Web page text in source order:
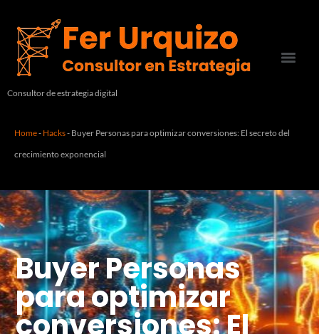
Consultor de estrategia digital
Home- Hacks- Buyer Personas para optimizar conversiones: El secreto del
crecimiento exponencial
Buyer Personas
para optimizar
conversiones: El